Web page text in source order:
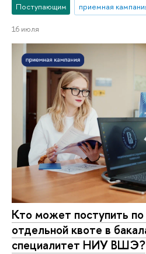
Поступающим приемная
16 июля
Кто может поступить по
отдельной квоте в
специалитет НИУ ВШЭ?